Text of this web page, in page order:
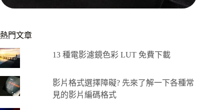
熱門文章
13 種電影濾鏡色彩 LUT 免費下載
影片格式選擇障礙? 先來了解一下各種常
見的影片編碼格式